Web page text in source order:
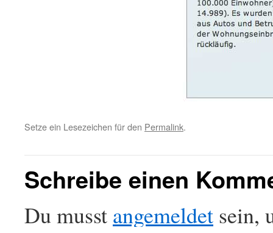
Setze ein Lesezeichen für den Permalink.
Schreibe einen
Du musst angemeldet sein,